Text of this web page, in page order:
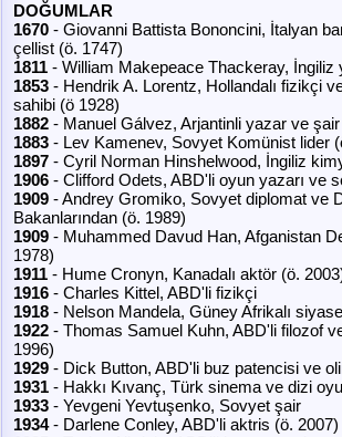
DOĞUMLAR
1670 - Giovanni Battista Bononcini, İtalyan
çellist (ö. 1747)
1811 - William Makepeace Thackeray, İngiliz
1853 - Hendrik A. Lorentz, Hollandalı fizikçi
sahibi (ö 1928)
1882 - Manuel Gálvez, Arjantinli yazar ve
1883 - Lev Kamenev, Sovyet Komünist lider
1897 - Cyril Norman Hinshelwood, İngiliz
1906 - Clifford Odets, ABD'li oyun yazarı ve
1909 - Andrey Gromiko, Sovyet diplomat ve
Bakanlarından (ö. 1989)
1909 - Muhammed Davud Han, Afganistan
1978)
1911 - Hume Cronyn, Kanadalı aktör (ö.
1916 - Charles Kittel, ABD'li fizikçi
1918 - Nelson Mandela, Güney Afrikalı
1922 - Thomas Samuel Kuhn, ABD'li filozof
1996)
1929 - Dick Button, ABD'li buz patencisi ve
1931 - Hakkı Kıvanç, Türk sinema ve dizi
1933 - Yevgeni Yevtuşenko, Sovyet şair
1934- Darlene Conley, ABD'li aktris (ö. 2007)